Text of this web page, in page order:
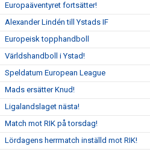
Europaäventyret fortsätter!
Alexander Lindén till Ystads IF
Europeisk topphandboll
Världshandboll i Ystad!
Speldatum European League
Mads ersätter Knud!
Ligalandslaget nästa!
Match mot RIK på torsdag!
Lördagens herrmatch inställd mot RIK!